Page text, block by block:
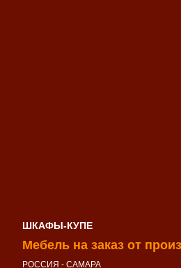
ШКАФЫ-КУПЕ
Мебель на заказ от
РОССИЯ - САМАРА